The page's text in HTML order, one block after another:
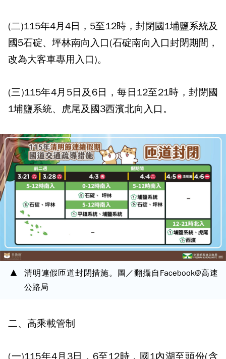
(二)115年4月4日，5至12時，封閉國1埔鹽系統及
國5石碇、坪林南向入口(石碇南向入口封閉期間，
改為大客車專用入口)。
(三)115年4月5日及6日，每日12至21時，封閉國
1埔鹽系統、虎尾及國3西濱北向入口。
清明連假匝道封閉措施。圖／翻攝自Facebook@高速
公路局
二、高乘載管制
(一)115年4月3日，6至12時，國1內湖至頭份(含